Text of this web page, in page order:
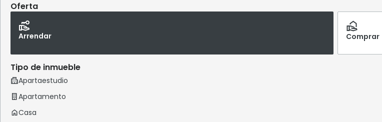
Oferta
Arrendar Comprar
Tipo de inmueble